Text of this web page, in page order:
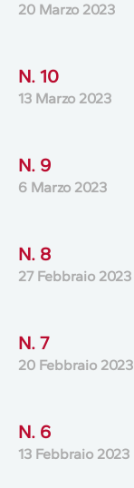
20 Marzo 2023
N. 10
13 Marzo 2023
N. 9
6 Marzo 2023
N. 8
27 Febbraio 2023
N. 7
20 Febbraio 2023
N. 6
13 Febbraio 2023